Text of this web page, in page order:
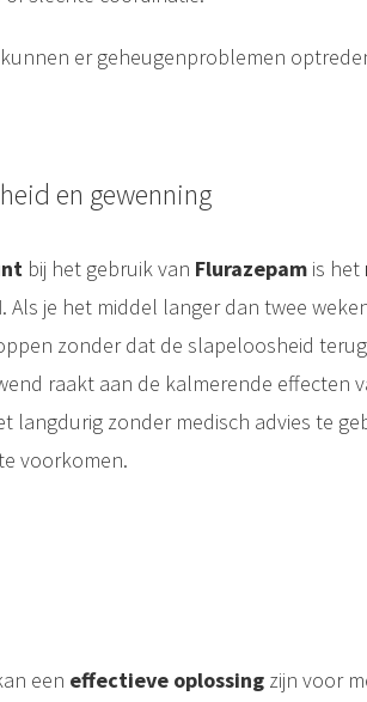
er geheugenproblemen
en gewenning
bij het gebruik van Flurazepam is het
. Als je het middel langer dan twee
zonder dat de slapeloosheid
raakt aan de kalmerende effecten
langdurig zonder medisch advies te
voorkomen.
een effectieve oplossingzijn voor